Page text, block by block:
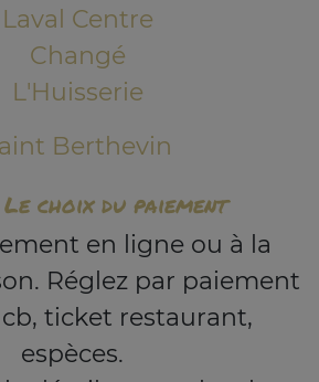
Laval Centre
Changé
L'Huisserie
Berthevin
Le choix du paiement
en ligne ou à la
Réglez par paiement
ticket restaurant,
espèces.